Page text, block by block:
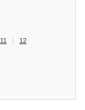
11 12